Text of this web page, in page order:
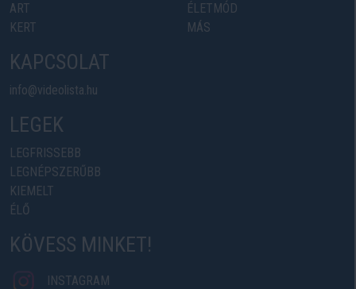
ART
KERT
ÉLETMÓD
MÁS
KAPCSOLAT
info@videolista.hu
LEGEK
LEGFRISSEBB
LEGNÉPSZERŰBB
KIEMELT
ÉLŐ
KÖVESS MINKET!
INSTAGRAM